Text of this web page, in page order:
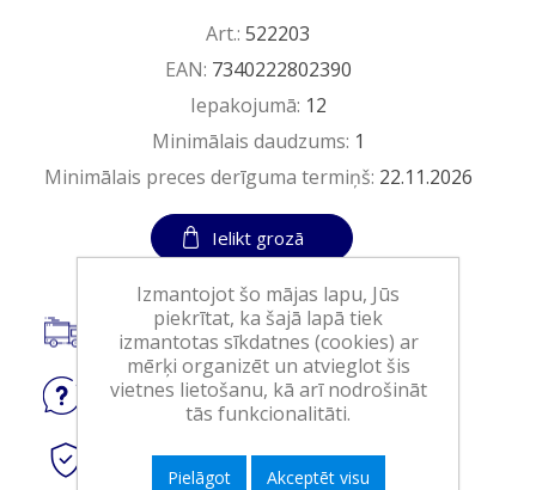
Art.: 522203
EAN: 7340222802390
Iepakojumā: 12
Minimālais daudzums: 1
Minimālais preces derīguma termiņš: 22.11.2026
Ielikt grozā
Piegāde visā Latvijā.
Jautājietpar produktu
Drošitiešsaistes maksājumi
Izmantojot šo mājas lapu, Jūs
piekrītat, ka šajā lapā tiek
izmantotas sīkdatnes (cookies) ar
mērķi organizēt un atvieglot šis
vietnes lietošanu, kā arī nodrošināt
tās funkcionalitāti.
Pielāgot Akceptēt visu